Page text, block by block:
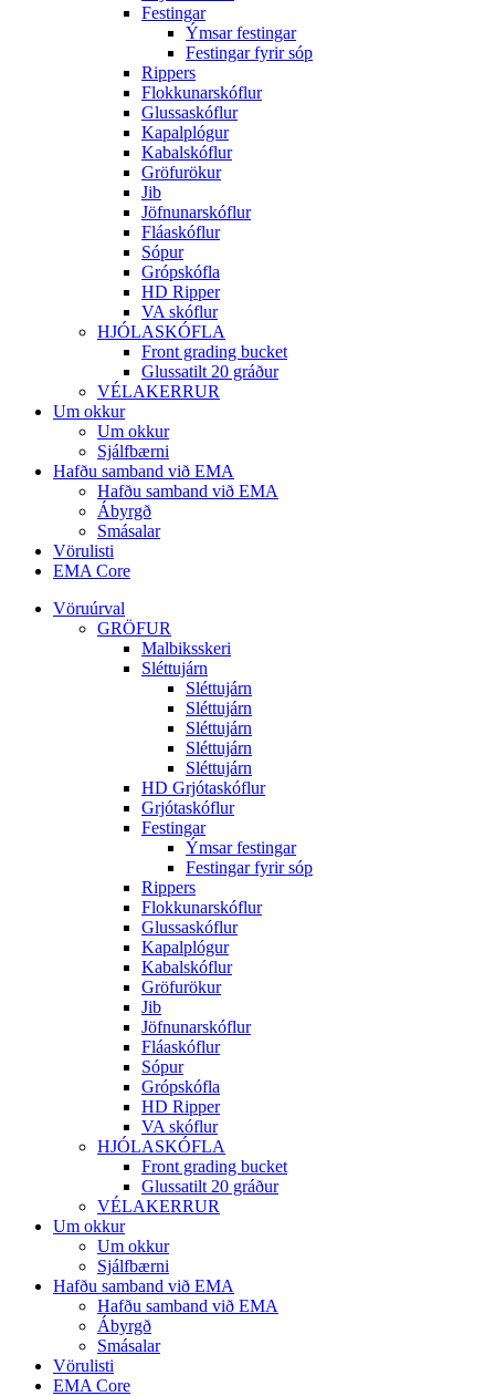
Festingar
Ýmsar festingar
Festingar fyrir sóp
Rippers
Flokkunarskóflur
Glussaskóflur
Kapalplógur
Kabalskóflur
Gröfurökur
Jib
Jöfnunarskóflur
Fláaskóflur
Sópur
Grópskófla
HD Ripper
VA skóflur
HJÓLASKÓFLA
Front grading bucket
Glussatilt 20 gráður
VÉLAKERRUR
Um okkur
Um okkur
Sjálfbærni
Hafðu samband við EMA
Hafðu samband við EMA
Ábyrgð
Smásalar
Vörulisti
EMA Core
Vöruúrval
GRÖFUR
Malbiksskeri
Sléttujárn
Sléttujárn
Sléttujárn
Sléttujárn
Sléttujárn
Sléttujárn
HD Grjótaskóflur
Grjótaskóflur
Festingar
Ýmsar festingar
Festingar fyrir sóp
Rippers
Flokkunarskóflur
Glussaskóflur
Kapalplógur
Kabalskóflur
Gröfurökur
Jib
Jöfnunarskóflur
Fláaskóflur
Sópur
Grópskófla
HD Ripper
VA skóflur
HJÓLASKÓFLA
Front grading bucket
Glussatilt 20 gráður
VÉLAKERRUR
Um okkur
Um okkur
Sjálfbærni
Hafðu samband við EMA
Hafðu samband við EMA
Ábyrgð
Smásalar
Vörulisti
EMA Core